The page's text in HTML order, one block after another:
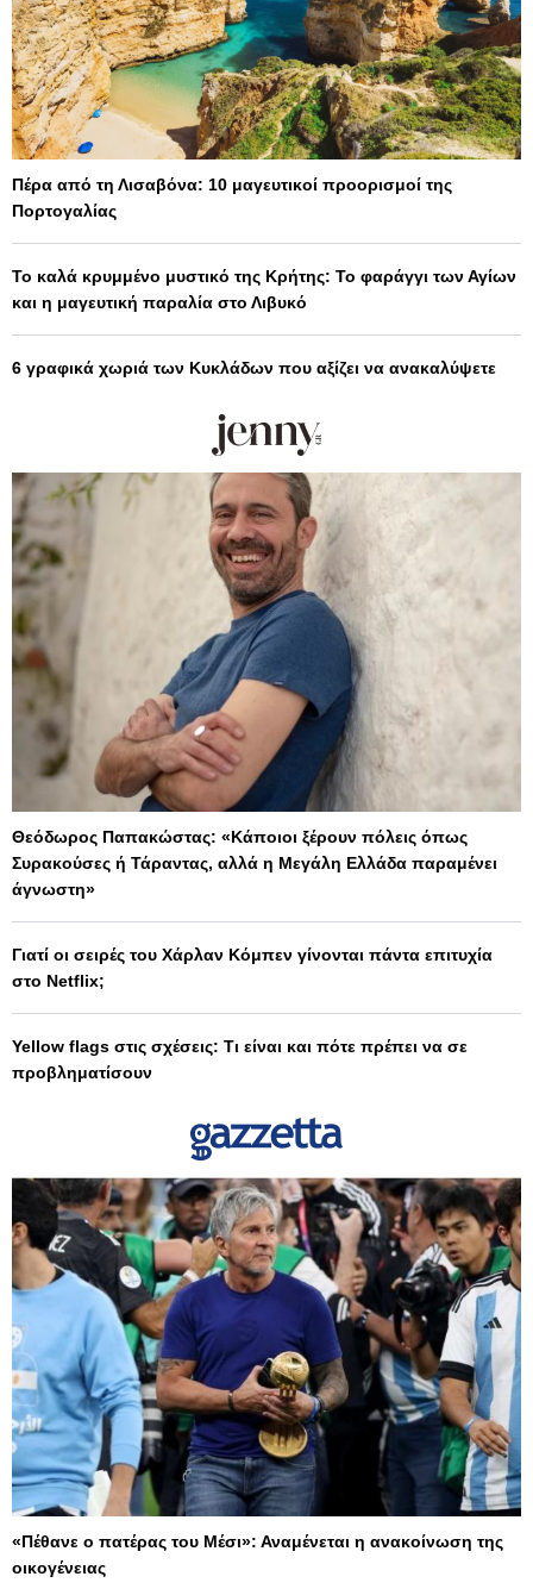
Πέρα από τη Λισαβόνα: 10 μαγευτικοί προορισμοί της
Πορτογαλίας
Το καλά κρυμμένο μυστικό της Κρήτης: Το φαράγγι των Αγίων
και η μαγευτική παραλία στο Λιβυκό
6 γραφικά χωριά των Κυκλάδων που αξίζει να ανακαλύψετε
Θεόδωρος Παπακώστας: «Κάποιοι ξέρουν πόλεις όπως
Συρακούσες ή Τάραντας, αλλά η Μεγάλη Ελλάδα παραμένει
άγνωστη»
Γιατί οι σειρές του Χάρλαν Κόμπεν γίνονται πάντα επιτυχία
στο Netflix;
Yellow flags στις σχέσεις: Τι είναι και πότε πρέπει να σε
προβληματίσουν
«Πέθανε ο πατέρας του Μέσι»: Αναμένεται η ανακοίνωση της
οικογένειας